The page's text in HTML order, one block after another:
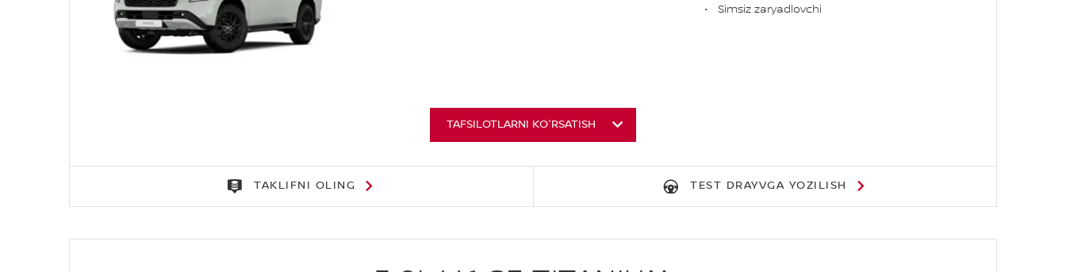
Simsiz zaryadlovchi
TAFSILOTLARNI KO'RSATISH
TAKLIFNI OLING TEST DRAYVGA YOZILISH